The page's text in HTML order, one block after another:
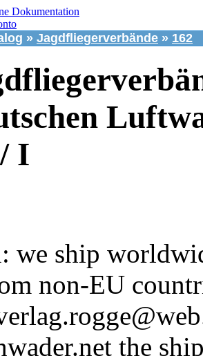
» Jagdfliegerverbände » 162
I
we ship
non-EU
the